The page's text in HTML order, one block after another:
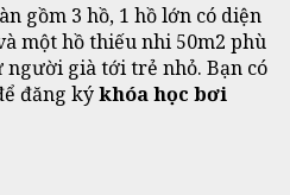
gồm 3 hồ, 1 hồ lớn có diện
một hồ thiếu nhi 50m2 phù
già tới trẻ nhỏ. Bạn có
đăng kýkhóa học bơi